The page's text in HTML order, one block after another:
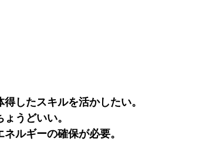
したスキルを活かしたい。
うどいい。
ルギーの確保が必要。